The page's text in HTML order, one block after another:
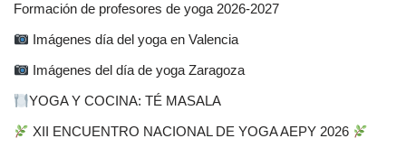
Formación de profesores de yoga 2026-2027
Imágenes día del yoga en Valencia
Imágenes del día de yoga Zaragoza
YOGA Y COCINA: TÉ MASALA
XII ENCUENTRO NACIONAL DE YOGA AEPY 2026